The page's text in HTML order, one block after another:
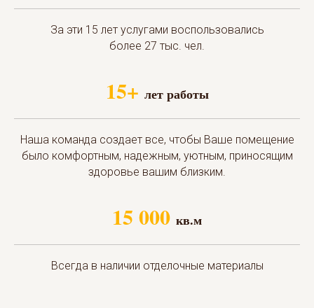
За эти 15 лет услугами воспользовались
более 27 тыс. чел.
15+ лет работы
Наша команда создает все, чтобы Ваше помещение
было комфортным, надежным, уютным, приносящим
здоровье вашим близким.
15 000 кв.м
Всегда в наличии отделочные материалы